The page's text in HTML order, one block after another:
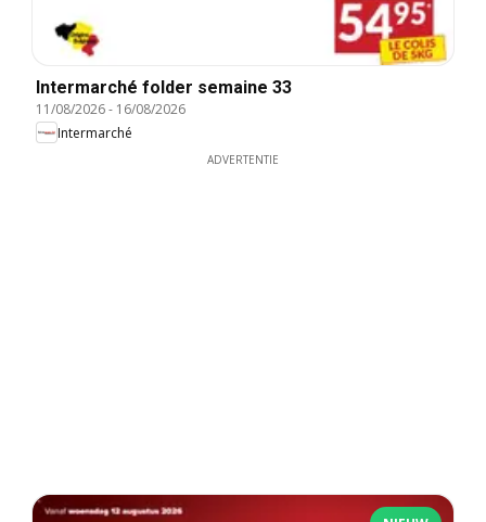
Intermarché folder semaine 33
11/08/2026- 16/08/2026
Intermarché
ADVERTENTIE